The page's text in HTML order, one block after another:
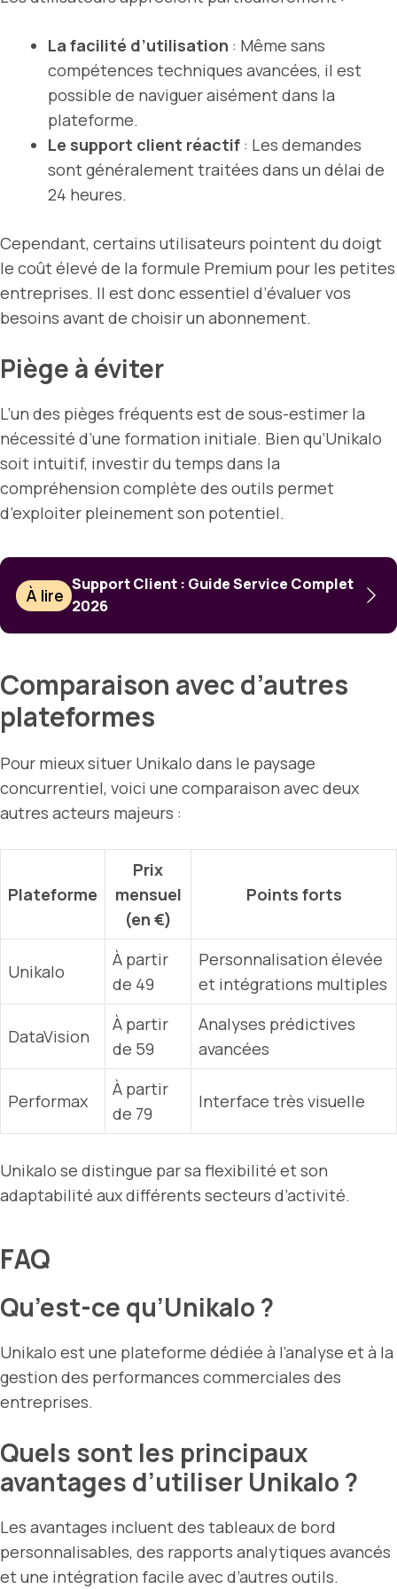
La facilité d’utilisation : Même sans
compétences techniques avancées, il est
possible de naviguer aisément dans la
plateforme.
Le support client réactif : Les demandes
sont généralement traitées dans un délai de
24 heures.
Cependant, certains utilisateurs pointent du doigt
le coût élevé de la formule Premium pour les petites
entreprises. Il est donc essentiel d’évaluer vos
besoins avant de choisir un abonnement.
Piège à éviter
L’un des pièges fréquents est de sous-estimer la
nécessité d’une formation initiale. Bien qu’Unikalo
soit intuitif, investir du temps dans la
compréhension complète des outils permet
d’exploiter pleinement son potentiel.
À lire
Support Client : Guide Service Complet
2026
Comparaison avec d’autres
plateformes
Pour mieux situer Unikalo dans le paysage
concurrentiel, voici une comparaison avec deux
autres acteurs majeurs :
Plateforme
Prix
mensuel
(en €)
Points forts
Unikalo
À partir
de 49
Personnalisation élevée
et intégrations multiples
DataVision
À partir
de 59
Analyses prédictives
avancées
Performax
À partir
de 79
Interface très visuelle
Unikalo se distingue par sa flexibilité et son
adaptabilité aux différents secteurs d’activité.
FAQ
Qu’est-ce qu’Unikalo ?
Unikalo est une plateforme dédiée à l’analyse et à la
gestion des performances commerciales des
entreprises.
Quels sont les principaux
avantages d’utiliser Unikalo ?
Les avantages incluent des tableaux de bord
personnalisables, des rapports analytiques avancés
et une intégration facile avec d’autres outils.